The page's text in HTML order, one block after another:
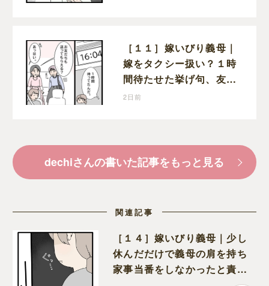
［１１］嫁いびり義母｜
嫁をタクシー扱い？１時
間待たせた挙げ句、友人
まで送らせる義母が図々
2日前
dechiさんの書いた記事をもっと見る
関連記事
［１４］嫁いびり義母｜少し
休んだだけで義母の肩を持ち
家事当番をしなかったと責め